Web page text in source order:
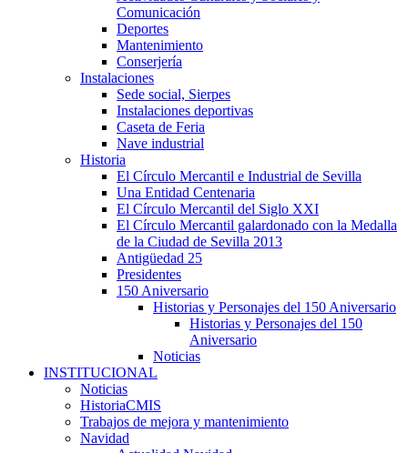
Comunicación
Deportes
Mantenimiento
Conserjería
Instalaciones
Sede social, Sierpes
Instalaciones deportivas
Caseta de Feria
Nave industrial
Historia
El Círculo Mercantil e Industrial de Sevilla
Una Entidad Centenaria
El Círculo Mercantil del Siglo XXI
El Círculo Mercantil galardonado con la Medalla
de la Ciudad de Sevilla 2013
Antigüedad 25
Presidentes
150 Aniversario
Historias y Personajes del 150 Aniversario
Historias y Personajes del 150
Aniversario
Noticias
INSTITUCIONAL
Noticias
HistoriaCMIS
Trabajos de mejora y mantenimiento
Navidad